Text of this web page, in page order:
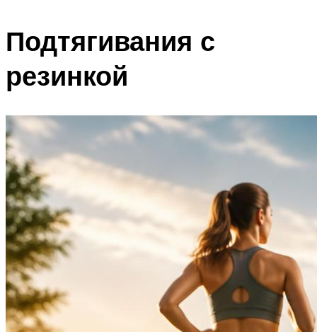
Подтягивания с
резинкой